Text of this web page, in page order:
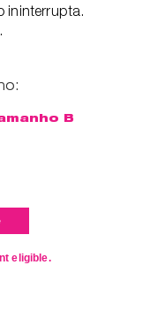
ininterrupta.
B
eligible.